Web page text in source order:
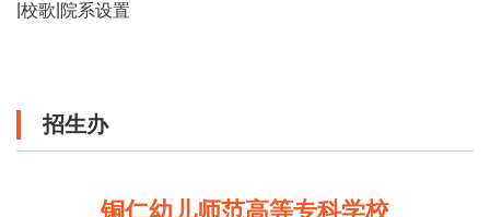
校歌 院系设置
招生办
铜仁幼儿师范高等专科学校